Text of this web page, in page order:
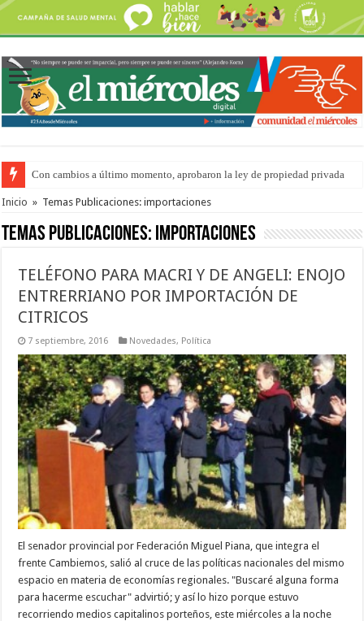
Con cambios a último momento, aprobaron la ley de propiedad privada
Del viernes 7 al domingo 9 de agosto: la agenda ¿A dónde ir? para este
Inicio » Temas Publicaciones: importaciones
Temas Publicaciones: importaciones
TELÉFONO PARA MACRI Y DE ANGELI: ENOJO
ENTRERRIANO POR IMPORTACIÓN DE
CITRICOS
7 septiembre, 2016 Novedades, Política
El senador provincial por Federación Miguel Piana, que integra el
frente Cambiemos, salió al cruce de las políticas nacionales del mismo
espacio en materia de economías regionales. "Buscaré alguna forma
para hacerme escuchar" advirtió; y así lo hizo porque estuvo
recorriendo medios capitalinos porteños, este miércoles a la noche